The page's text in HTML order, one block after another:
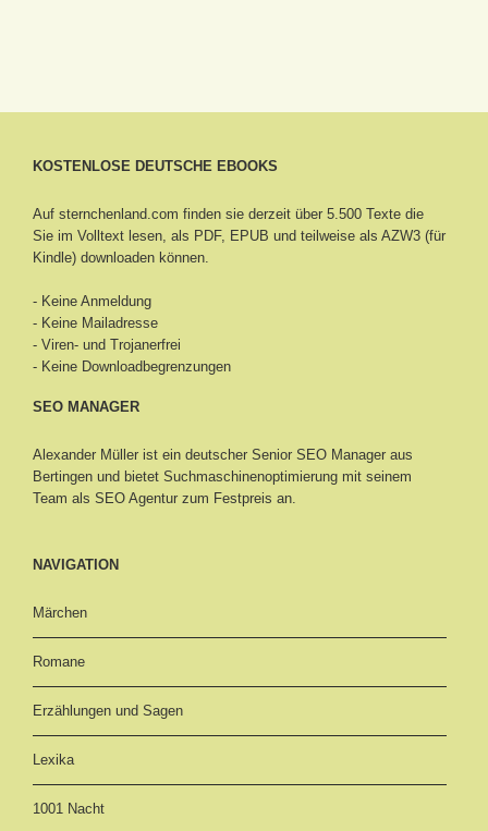
KOSTENLOSE DEUTSCHE EBOOKS
Auf sternchenland.com finden sie derzeit über 5.500 Texte die
Sie im Volltext lesen, als PDF, EPUB und teilweise als AZW3 (für
Kindle) downloaden können.
- Keine Anmeldung
- Keine Mailadresse
- Viren- und Trojanerfrei
- Keine Downloadbegrenzungen
SEO MANAGER
Alexander Müller ist ein deutscher Senior SEO Manager aus
Bertingen und bietet Suchmaschinenoptimierung mit seinem
Team als SEO Agentur zum Festpreis an.
NAVIGATION
Märchen
Romane
Erzählungen und Sagen
Lexika
1001 Nacht